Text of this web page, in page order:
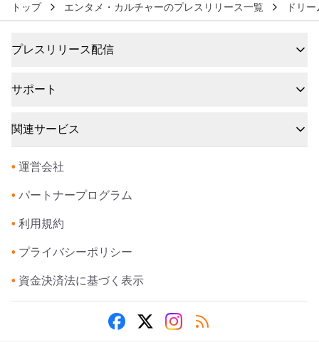
トップ エンタメ・カルチャーのプレスリリース一覧 ドリ
プレスリリース配信
サポート
関連サービス
• 運営会社
• パートナープログラム
• 利用規約
• プライバシーポリシー
• 資金決済法に基づく表示